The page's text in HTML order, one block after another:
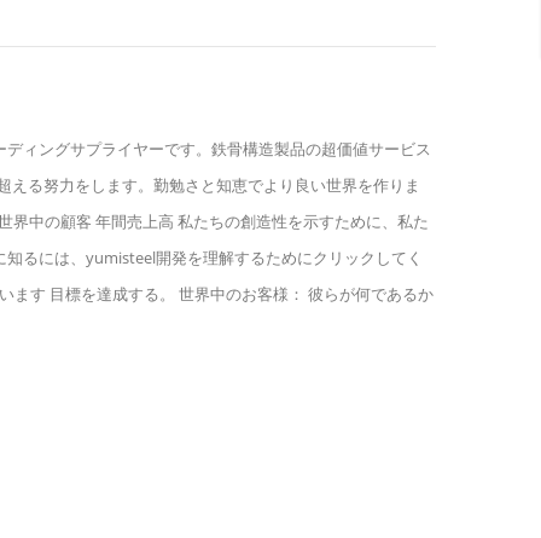
ィングサプライヤーです。鉄骨構造製品の超価値サービス
る努力をします。勤勉さと知恵でより良い世界を作りま
界中の顧客 年間売上高 私たちの創造性を示すために、私た
るには、yumisteel開発を理解するためにクリックしてく
す 目標を達成する。 世界中のお客様： 彼らが何であるか